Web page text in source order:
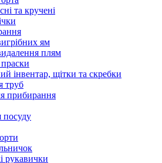
та кручені
ям
плям
інвентар, щітки та скребки
труб
прибирання
посуду
рукавички